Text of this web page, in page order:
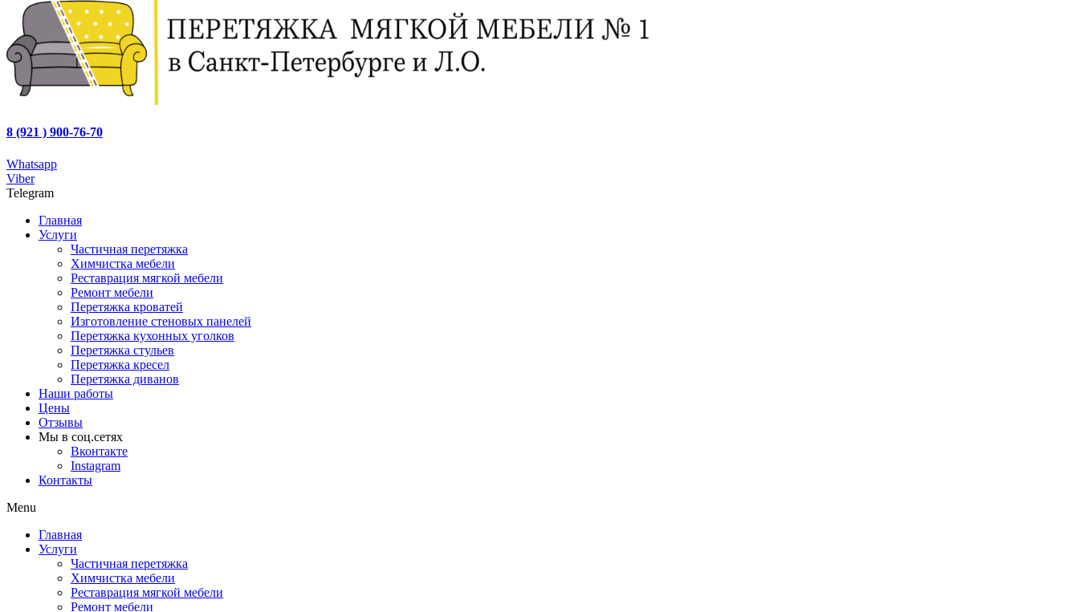
8 (921 ) 900-76-70
Whatsapp
Viber
Telegram
Главная
Услуги
Частичная перетяжка
Химчистка мебели
Реставрация мягкой мебели
Ремонт мебели
Перетяжка кроватей
Изготовление стеновых панелей
Перетяжка кухонных уголков
Перетяжка стульев
Перетяжка кресел
Перетяжка диванов
Наши работы
Цены
Отзывы
Мы в соц.сетях
Вконтакте
Instagram
Контакты
Menu
Главная
Услуги
Частичная перетяжка
Химчистка мебели
Реставрация мягкой мебели
Ремонт мебели